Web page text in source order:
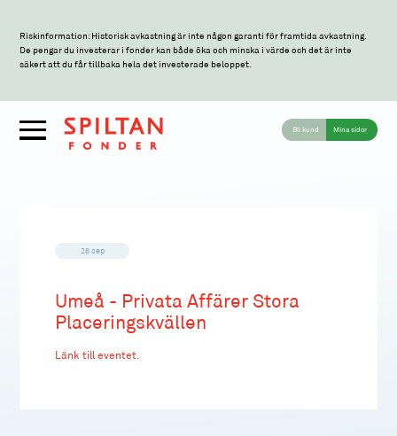
Riskinformation: Historisk avkastning är inte någon garanti för framtida avkastning.
De pengar du investerar i fonder kan både öka och minska i värde och det är inte
säkert att du får tillbaka hela det investerade beloppet.
Bli kund Mina sidor
26 sep
Umeå - Privata Affärer Stora
Placeringskvällen
Länk till eventet.